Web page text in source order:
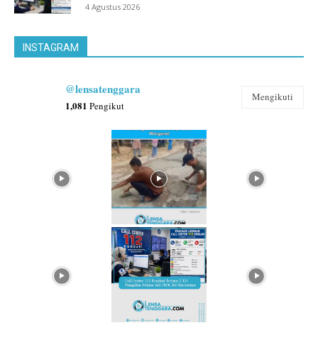
4 Agustus 2026
INSTAGRAM
@lensatenggara
1,081 Pengikut
Mengikuti